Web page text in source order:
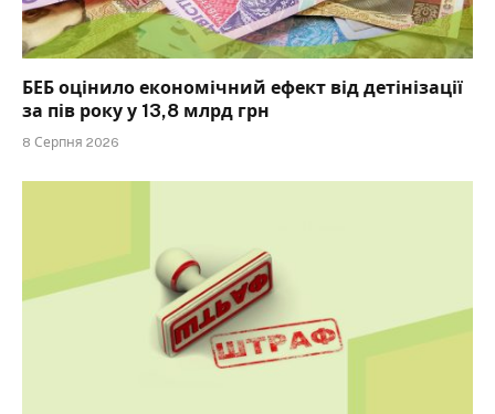
БЕБ оцінило економічний ефект від детінізації
за пів року у 13,8 млрд грн
8 Серпня 2026